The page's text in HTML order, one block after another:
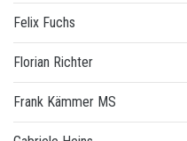
Felix Fuchs
Florian Richter
Frank Kämmer MS